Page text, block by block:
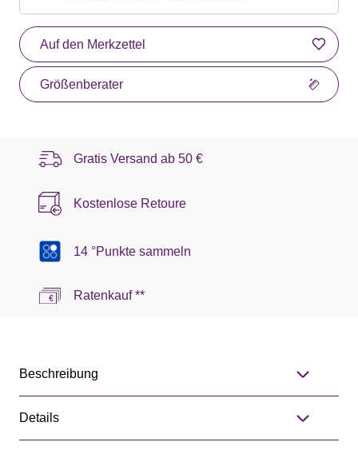
Auf den Merkzettel
Größenberater
Gratis Versand ab 50 €
Kostenlose Retoure
14 °Punkte sammeln
Ratenkauf **
Beschreibung
Details